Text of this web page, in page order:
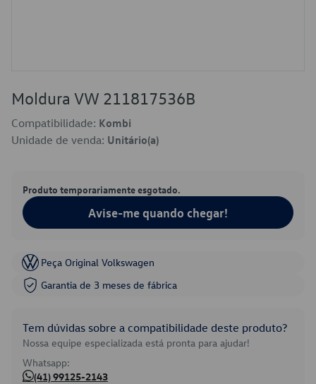
Moldura VW 211817536B
Compatibilidade: Kombi
Unidade de venda: Unitário(a)
Produto temporariamente esgotado.
Avise-me quando chegar!
Peça Original Volkswagen
Garantia de 3 meses de fábrica
Tem dúvidas sobre a compatibilidade deste produto?
Nossa equipe especializada está pronta para ajudar!
Whatsapp:
(41) 99125-2143